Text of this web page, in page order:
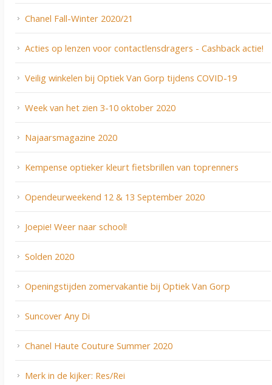
Chanel Fall-Winter 2020/21
Acties op lenzen voor contactlensdragers - Cashback actie!
Veilig winkelen bij Optiek Van Gorp tijdens COVID-19
Week van het zien 3-10 oktober 2020
Najaarsmagazine 2020
Kempense optieker kleurt fietsbrillen van toprenners
Opendeurweekend 12 & 13 September 2020
Joepie! Weer naar school!
Solden 2020
Openingstijden zomervakantie bij Optiek Van Gorp
Suncover Any Di
Chanel Haute Couture Summer 2020
Merk in de kijker: Res/Rei